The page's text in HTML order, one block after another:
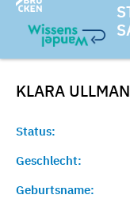
KLARA
Status:
Geschlecht:
Geburtsname: